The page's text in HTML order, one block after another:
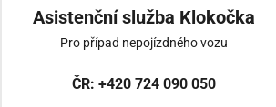
Asistenční služba Klokočka
Pro případ nepojízdného vozu
ČR: +420 724 090 050